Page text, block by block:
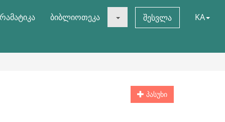
ბიბლიოთეკა შესვლა KA
პასუხი